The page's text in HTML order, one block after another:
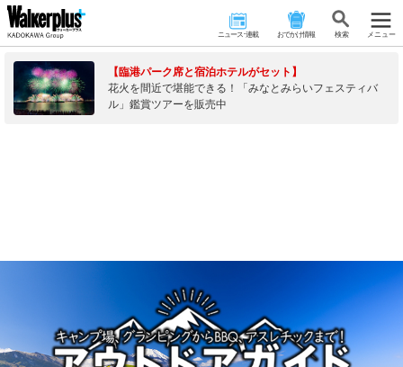
ニュース･連載 おでかけ情報 検 索 メニュー
【臨港パーク席と宿泊ホテルがセット】
花火を間近で堪能できる！「みなとみらいフェスティバ
ル」鑑賞ツアーを販売中